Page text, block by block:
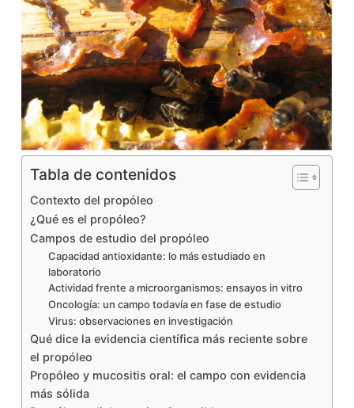
Tabla de contenidos
Contexto del propóleo
¿Qué es el propóleo?
Campos de estudio del propóleo
Capacidad antioxidante: lo más estudiado en
laboratorio
Actividad frente a microorganismos: ensayos in vitro
Oncología: un campo todavía en fase de estudio
Virus: observaciones en investigación
Qué dice la evidencia científica más reciente sobre
el propóleo
Propóleo y mucositis oral: el campo con evidencia
más sólida